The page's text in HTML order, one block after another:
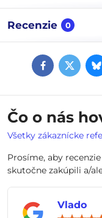
Recenzie 0
FacebookTwitter
Čo o nás
Všetky zákaznícke
Prosíme, aby
skutočne zakúpili a/
Vlado